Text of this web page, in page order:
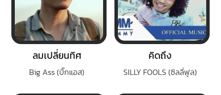
ลมเปลี่ยนทิศ
Big Ass (บิ๊กแอส)
คิดถึง
SILLY FOOLS (ซิลลี่ฟูล)